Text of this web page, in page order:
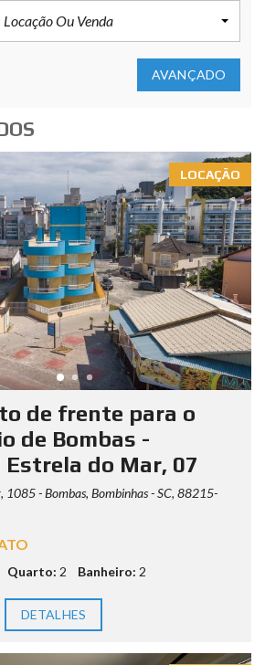
Locação Ou Venda
AVANÇADO
LOCAÇÃO
de frente para o
de Bombas -
Estrela do Mar, 07
1085 - Bombas, Bombinhas - SC, 88215-
Quarto: 2 Banheiro: 2
DETALHES